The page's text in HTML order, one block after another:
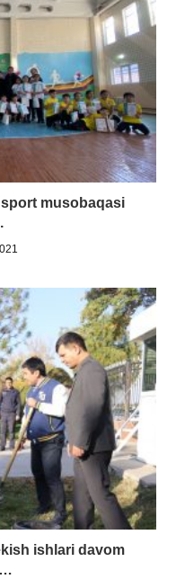
sport musobaqasi
ishlari davom